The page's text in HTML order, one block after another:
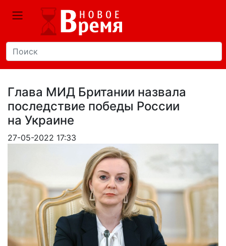
Глава МИД Британии назвала
последствие победы России
на Украине
27-05-2022 17:33